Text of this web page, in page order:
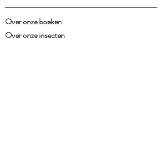
Over onze boeken
Over onze insecten